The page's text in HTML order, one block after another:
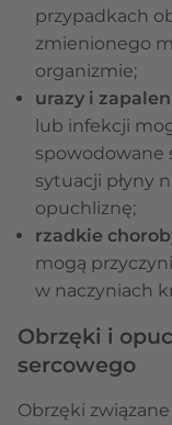
przypadkach
zmienionego
organizmie;
urazy i
lub infekcji
spowodowane
sytuacji płyny
opuchliznę;
rzadkie
mogą
w naczyniach
Obrzęki i
sercowego
Obrzęki